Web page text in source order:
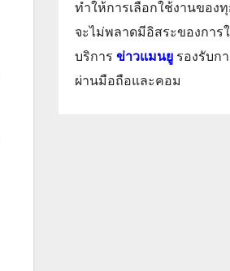
ทำให้การเลือกใช้งานของ
จะไม่พลาดมีอิสระของการ
บริการ ข่าวแมนยู รองรับก
ผ่านมือถือและคอม